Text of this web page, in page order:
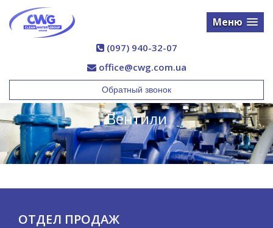
Меню
(097) 940-32-07
office@cwg.com.ua
Обратный звонок
Вентили
ОТДЕЛ ПРОДАЖ